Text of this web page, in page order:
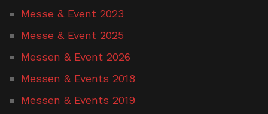
Messe & Event 2023
Messe & Event 2025
Messen & Event 2026
Messen & Events 2018
Messen & Events 2019